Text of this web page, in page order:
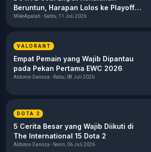
Beruntun, Harapan Lolos ke Playoff
Sirna
MikeApalah - Sabtu, 11 Juli 2026
VALORANT
Empat Pemain yang Wajib Dipantau
pada Pekan Pertama EWC 2026
Aldonov Danoza - Rabu, 08 Juli 2026
DOTA 2
5 Cerita Besar yang Wajib Diikuti di
The International 15 Dota 2
Aldonov Danoza - Senin, 06 Juli 2026